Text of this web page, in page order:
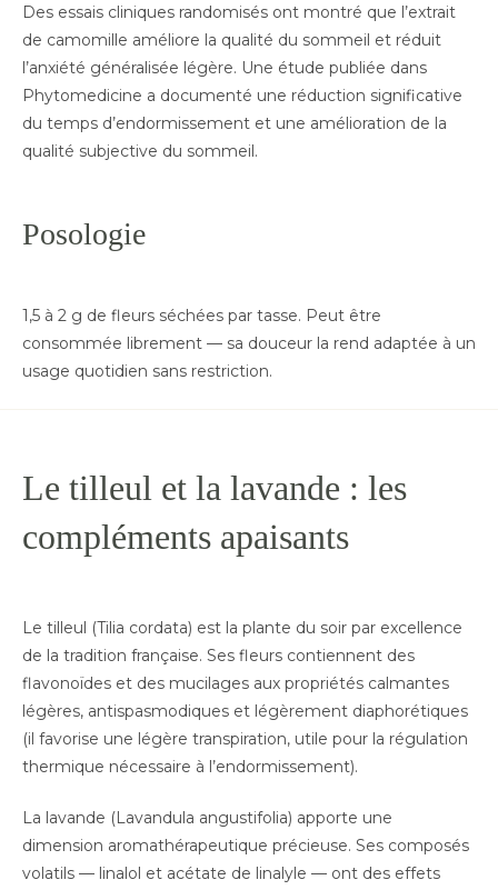
Des essais cliniques randomisés ont montré que l’extrait
de camomille améliore la qualité du sommeil et réduit
l’anxiété généralisée légère. Une étude publiée dans
Phytomedicine a documenté une réduction significative
du temps d’endormissement et une amélioration de la
qualité subjective du sommeil.
Posologie
1,5 à 2 g de fleurs séchées par tasse. Peut être
consommée librement — sa douceur la rend adaptée à un
usage quotidien sans restriction.
Le tilleul et la lavande : les
compléments apaisants
Le tilleul (Tilia cordata) est la plante du soir par excellence
de la tradition française. Ses fleurs contiennent des
flavonoïdes et des mucilages aux propriétés calmantes
légères, antispasmodiques et légèrement diaphorétiques
(il favorise une légère transpiration, utile pour la régulation
thermique nécessaire à l’endormissement).
La lavande (Lavandula angustifolia) apporte une
dimension aromathérapeutique précieuse. Ses composés
volatils — linalol et acétate de linalyle — ont des effets